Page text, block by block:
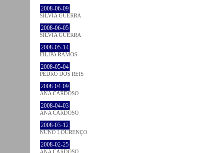
2008-06-09
SÍLVIA GUERRA
2008-06-05
SÍLVIA GUERRA
2008-05-14
FILIPA RAMOS
2008-05-04
PEDRO DOS REIS
2008-04-09
ANA CARDOSO
2008-04-03
ANA CARDOSO
2008-03-12
NUNO LOURENÇO
2008-02-25
ANA CARDOSO